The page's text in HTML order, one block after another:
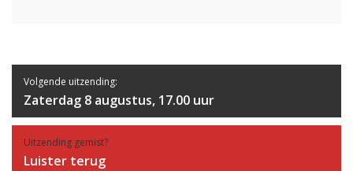
Volgende uitzending:
Zaterdag 8 augustus, 17.00 uur
Uitzending gemist?
Luister terug